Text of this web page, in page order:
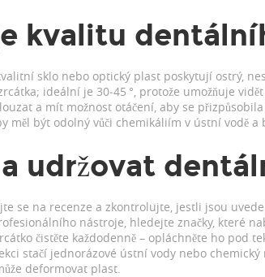
kvalitu
sklo nebo optický plast poskytují ostrý,
ideální je 30‑45 °, protože umožňuje
a mít možnost otáčení, aby se
měl být odolný vůči chemikáliím v ústní vodě a
udržovat
se na recenze a zkontrolujte, jestli jsou
nástroje, hledejte značky, které
čistěte každodenně – opláchněte ho pod
stačí jednorázové ústní vody nebo
deformovat plast.